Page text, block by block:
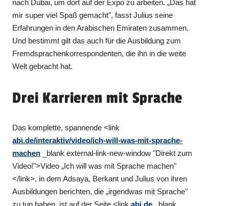
nach Dubai, um dort auf der Expo zu arbeiten. „Das hat
mir super viel Spaß gemacht", fasst Julius seine
Erfahrungen in den Arabischen Emiraten zusammen.
Und bestimmt gilt das auch für die Ausbildung zum
Fremdsprachenkorrespondenten, die ihn in die weite
Welt gebracht hat.
Drei Karrieren mit Sprache
Das komplette, spannende <link
abi.de/interaktiv/video/ich-will-was-mit-sprache-
machen _blank external-link-new-window "Direkt zum
Video!">Video „Ich will was mit Sprache machen"
</link>, in dem Adsaya, Berkant und Julius von ihren
Ausbildungen berichten, die „irgendwas mit Sprache"
zu tun haben, ist auf der Seite <linkabi.de _blank